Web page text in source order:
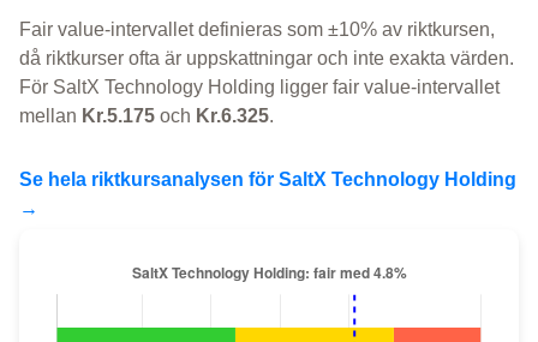
Fair value-intervallet definieras som ±10% av riktkursen,
då riktkurser ofta är uppskattningar och inte exakta värden.
För SaltX Technology Holding ligger fair value-intervallet
mellan Kr.5.175 och Kr.6.325.
Se hela riktkursanalysen för SaltX Technology Holding
→